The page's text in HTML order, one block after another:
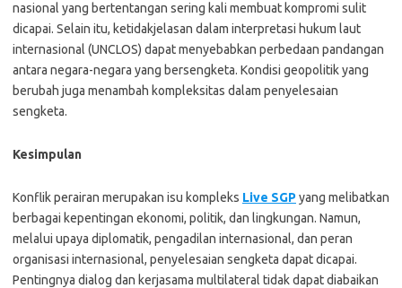
nasional yang bertentangan sering kali membuat kompromi sulit
dicapai. Selain itu, ketidakjelasan dalam interpretasi hukum laut
internasional (UNCLOS) dapat menyebabkan perbedaan pandangan
antara negara-negara yang bersengketa. Kondisi geopolitik yang
berubah juga menambah kompleksitas dalam penyelesaian
sengketa.
Kesimpulan
Konflik perairan merupakan isu kompleks Live SGPyang melibatkan
berbagai kepentingan ekonomi, politik, dan lingkungan. Namun,
melalui upaya diplomatik, pengadilan internasional, dan peran
organisasi internasional, penyelesaian sengketa dapat dicapai.
Pentingnya dialog dan kerjasama multilateral tidak dapat diabaikan